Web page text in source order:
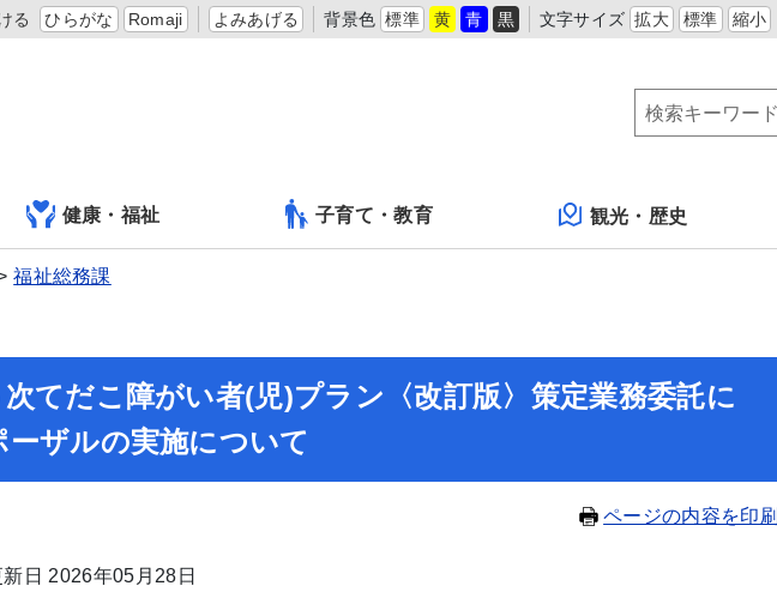
る ひらがな Romaji よみあげる 背景色 標準 黄 青 黒 文字サイズ 拡大 標準 縮小
健康・福祉 子育て・教育 観光・歴史
福祉総務課
次てだこ障がい者(児)プラン〈改訂版〉策定業務委託に
ザルの実施について
ページの内容を印刷
新日 2026年05月28日